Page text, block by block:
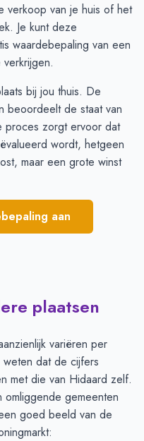
verkoop van je huis of het
Je kunt deze
waardebepaling van een
bij jou thuis. De
beoordeelt de staat van
proces zorgt ervoor dat
wordt, hetgeen
maar een grote winst
aan
plaatsen
variëren per
dat de cijfers
met die van Hidaard zelf.
gemeenten
goed beeld van de